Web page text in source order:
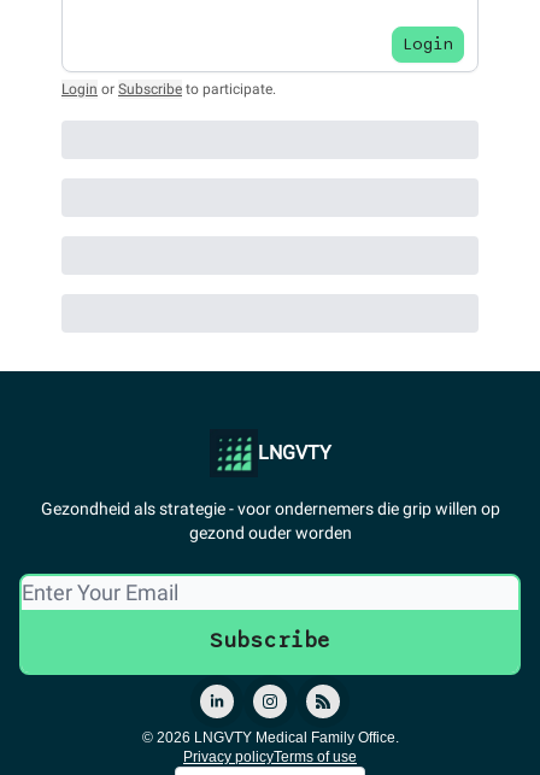
Login
Login or Subscribe to participate.
LNGVTY
Gezondheid als strategie - voor ondernemers die grip willen op
gezond ouder worden
© 2026 LNGVTY Medical Family Office.
Privacy policyTerms of use